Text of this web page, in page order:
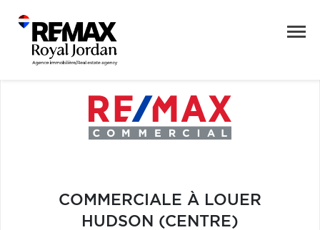
COMMERCIALE À LOUER
HUDSON (CENTRE)